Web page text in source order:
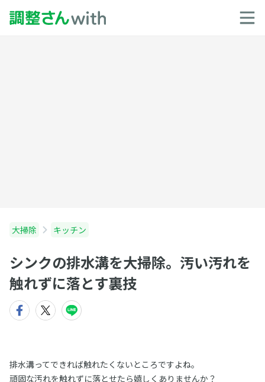
大掃除 キッチン
シンクの排水溝を大掃除。汚い汚れを
触れずに落とす裏技
排水溝ってできれば触れたくないところですよね。
頑固な汚れを触れずに落とせたら嬉しくありませんか？